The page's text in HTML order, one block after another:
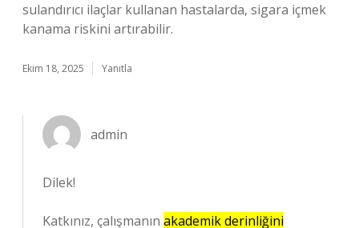
sulandırıcı ilaçlar kullanan hastalarda, sigara içmek
kanama riskini artırabilir.
Ekim 18, 2025 Yanıtla
admin
Dilek!
Katkınız, çalışmanın akademik derinliğini